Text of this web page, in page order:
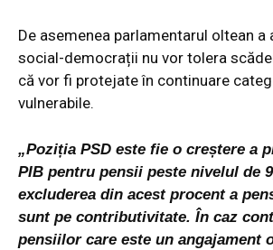
De asemenea parlamentarul oltean a
social-democrații nu vor tolera
că vor fi protejate în continuare
vulnerabile.
„Poziția PSD este fie o creștere a
PIB pentru pensii peste nivelul de
excluderea din acest procent a
sunt pe contributivitate. În caz
pensiilor care este un angajament